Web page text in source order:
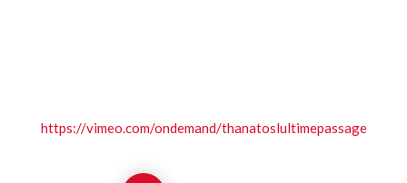
https://vimeo.com/ondemand/thanatoslultimepassage